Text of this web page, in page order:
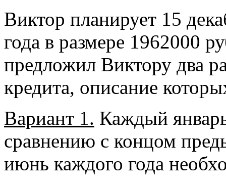
Виктор планирует 15
года в размере 1962000
предложил Виктору два
кредита, описание
Вариант 1. Каждый
сравнению с концом
июнь каждого года